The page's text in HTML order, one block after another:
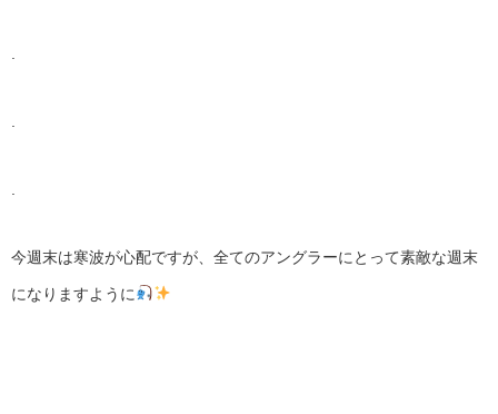
今週末は寒波が心配ですが、全てのアングラーにとって素敵な週末
になりますように